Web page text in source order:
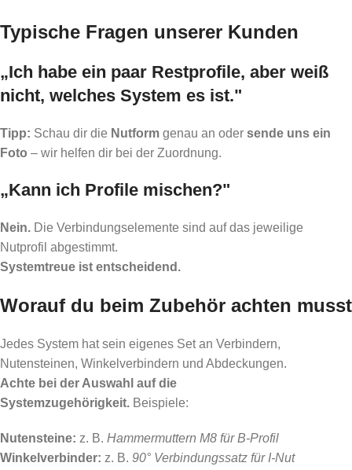
Typische Fragen unserer Kunden
„Ich habe ein paar Restprofile, aber weiß
nicht, welches System es ist."
Tipp: Schau dir die Nutform genau an oder sende uns ein
Foto – wir helfen dir bei der Zuordnung.
„Kann ich Profile mischen?"
Nein. Die Verbindungselemente sind auf das jeweilige
Nutprofil abgestimmt.
Systemtreue ist entscheidend.
Worauf du beim Zubehör achten musst
Jedes System hat sein eigenes Set an Verbindern,
Nutensteinen, Winkelverbindern und Abdeckungen.
Achte bei der Auswahl auf die
Systemzugehörigkeit. Beispiele:
Nutensteine: z. B. Hammermuttern M8 für B-Profil
Winkelverbinder: z. B. 90° Verbindungssatz für I-Nut